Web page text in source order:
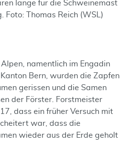
lange für die Schweinemast
Foto: Thomas Reich (WSL)
Alpen, namentlich im Engadin
Bern, wurden die Zapfen
gerissen und die Samen
der Förster. Forstmeister
dass ein früher Versuch mit
war, dass die
wieder aus der Erde geholt